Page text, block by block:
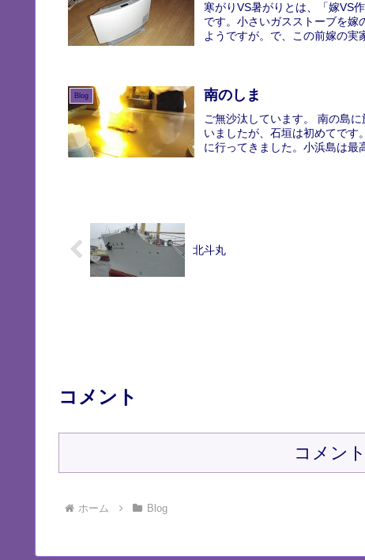
寒がりVS暑がりとは、「嫁VS
です。小さいガスストーブを嫁
ようですが。で、この前嫁の実
Blog 南のしま
ご無沙汰しています。 南の島
いましたが、石垣は初めてです
に行ってきました。小浜島は最
北斗丸
コメント
コメン
ホーム Blog